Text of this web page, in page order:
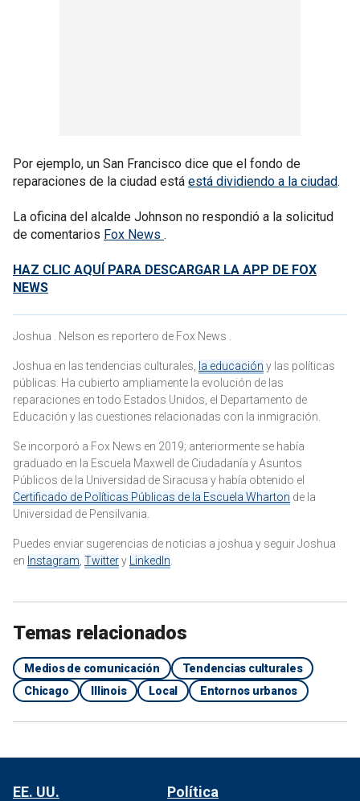
Por ejemplo, un San Francisco dice que el fondo de
reparaciones de la ciudad está está dividiendo a la ciudad.
La oficina del alcalde Johnson no respondió a la solicitud
de comentarios Fox News .
HAZ CLIC AQUÍ PARA DESCARGAR LA APP DE FOX
NEWS
Joshua . Nelson es reportero de Fox News .
Joshua en las tendencias culturales, la educación y las políticas
públicas. Ha cubierto ampliamente la evolución de las
reparaciones en todo Estados Unidos, el Departamento de
Educación y las cuestiones relacionadas con la inmigración.
Se incorporó a Fox News en 2019; anteriormente se había
graduado en la Escuela Maxwell de Ciudadanía y Asuntos
Públicos de la Universidad de Siracusa y había obtenido el
Certificado de Políticas Públicas de la Escuela Wharton de la
Universidad de Pensilvania.
Puedes enviar sugerencias de noticias a joshua y seguir Joshua
en Instagram Twittery LinkedIn
Temas relacionados
Medios de comunicación
Tendencias culturales
Chicago
Illinois Local Entornos urbanos
EE. UU. Política